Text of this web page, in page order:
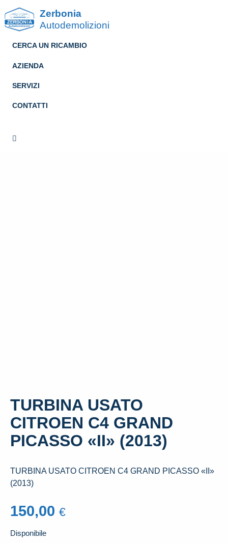
Zerbonia
Autodemolizioni
CERCA UN RICAMBIO
AZIENDA
SERVIZI
CONTATTI
TURBINA USATO
CITROEN C4 GRAND
PICASSO «II» (2013)
TURBINA USATO CITROEN C4 GRAND PICASSO «II»
(2013)
150,00 €
Disponibile